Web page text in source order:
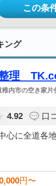
この条
ング
理
稚内市の空き家片
4.92 口
心に全道各
円〜